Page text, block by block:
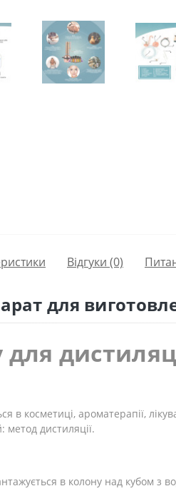
Відгуки (0)
для
в косметиці, ароматерапії,
дистиляції.
в колону над кубом з